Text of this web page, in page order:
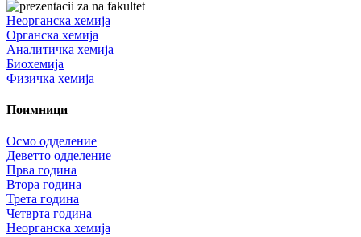
Неорганска хемија
Органска хемија
Аналитичка хемија
Биохемија
Физичка хемија
Поимници
Осмо одделение
Деветто одделение
Прва година
Втора година
Трета година
Четврта година
Неорганска хемија